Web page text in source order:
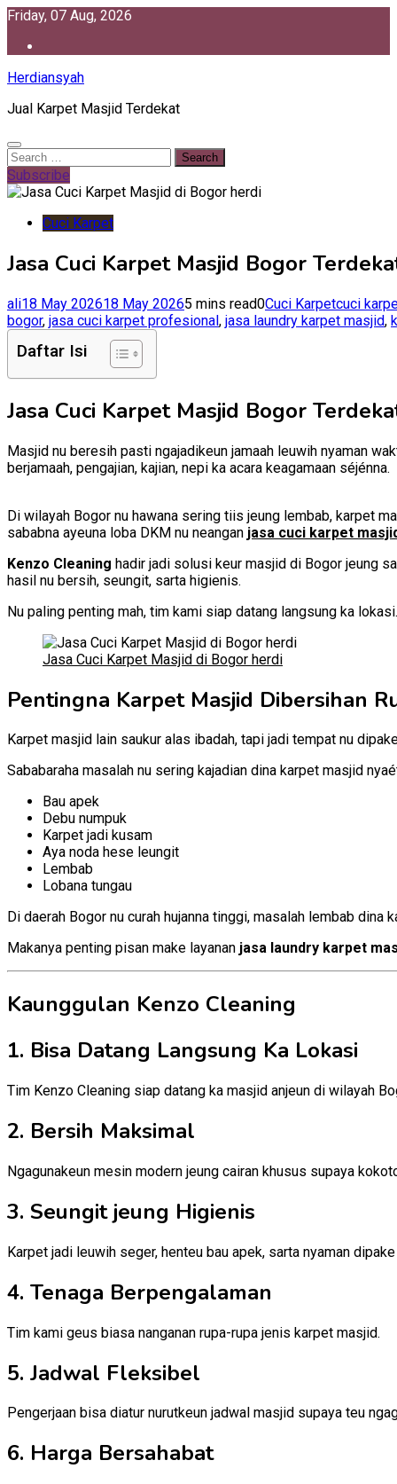
Skip
content
Friday, 07 Aug, 2026
Herdiansyah
Jual Karpet Masjid Terdekat
Search
for:
Subscribe
Cuci Karpet
Jasa Cuci Karpet Masjid Bogor
ali18 May 202618 May 20265 mins read0Cuci Karpetcuci
bogor, jasa cuci karpet profesional, jasa laundry karpet masjid,
Daftar Isi
Jasa Cuci Karpet Masjid Bogor
Masjid nu beresih pasti ngajadikeun jamaah leuwih nyaman
berjamaah, pengajian, kajian, nepi ka acara keagamaan séjénna.
Di wilayah Bogor nu hawana sering tiis jeung lembab, karpet
sababna ayeuna loba DKM nu neangan jasa cuci karpet
Kenzo Cleaning hadir jadi solusi keur masjid di Bogor jeung
hasil nu bersih, seungit, sarta higienis.
Nu paling penting mah, tim kami siap datang langsung ka
Jasa Cuci Karpet Masjid di Bogor herdi
Pentingna Karpet Masjid Dibersihan
Karpet masjid lain saukur alas ibadah, tapi jadi tempat nu
Sababaraha masalah nu sering kajadian dina karpet masjid
Bau apek
Debu numpuk
Karpet jadi kusam
Aya noda hese leungit
Lembab
Lobana tungau
Di daerah Bogor nu curah hujanna tinggi, masalah lembab
Makanya penting pisan make layanan jasa laundry karpet
Kaunggulan Kenzo Cleaning
1. Bisa Datang Langsung Ka Lokasi
Tim Kenzo Cleaning siap datang ka masjid anjeun di wilayah
2. Bersih Maksimal
Ngagunakeun mesin modern jeung cairan khusus supaya
3. Seungit jeung Higienis
Karpet jadi leuwih seger, henteu bau apek, sarta nyaman
4. Tenaga Berpengalaman
Tim kami geus biasa nanganan rupa-rupa jenis karpet masjid.
5. Jadwal Fleksibel
Pengerjaan bisa diatur nurutkeun jadwal masjid supaya teu
6. Harga Bersahabat